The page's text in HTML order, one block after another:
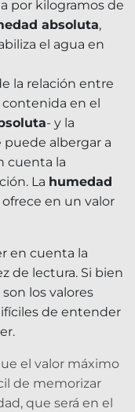
por kilogramos de
absoluta,
el agua en
la relación entre
en el
- y la
albergar a
cuenta la
La humedad
en un valor
en cuenta la
de lectura. Si bien
los valores
de entender
el valor máximo
de memorizar
que será en el